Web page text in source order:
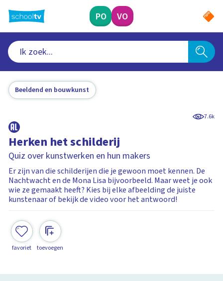
naar
hoofdinhoud
PO VO
Beeldend en bouwkunst
7.6k
Herken het schilderij
Quiz over kunstwerken en hun makers
Er zijn van die schilderijen die je gewoon moet kennen. De
Nachtwacht en de Mona Lisa bijvoorbeeld. Maar weet je ook
wie ze gemaakt heeft? Kies bij elke afbeelding de juiste
kunstenaar of bekijk de video voor het antwoord!
favoriet toevoegen